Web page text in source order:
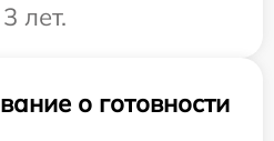
лет.
о готовности